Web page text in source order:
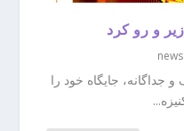
و رو کرد
news
جداگانه، جایگاه خود را